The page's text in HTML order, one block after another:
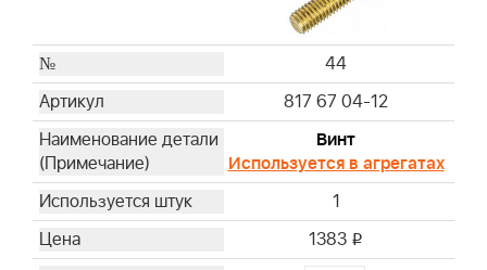
44
817 67 04-12
Винт
Используется в агрегатах
1
1383 i